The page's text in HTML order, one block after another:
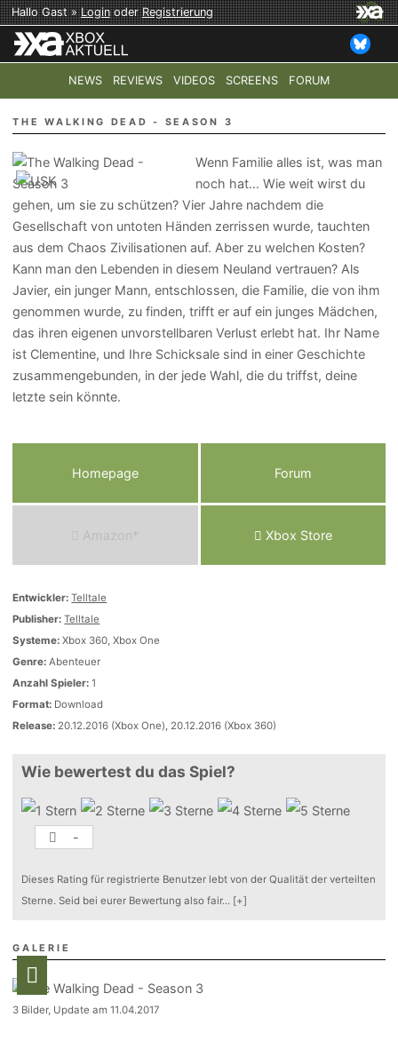
Hallo Gast »LoginoderRegistrierung
NEWS REVIEWS VIDEOS SCREENS FORUM
TOP-THEMEN: COD: MODERN WARFARE 4 HALO:
THE WALKING DEAD - SEASON 3
Wenn Familie alles ist, was man
noch hat... Wie weit wirst du
gehen, um sie zu schützen? Vier Jahre nachdem die
Gesellschaft von untoten Händen zerrissen wurde, tauchten
aus dem Chaos Zivilisationen auf. Aber zu welchen Kosten?
Kann man den Lebenden in diesem Neuland vertrauen? Als
Javier, ein junger Mann, entschlossen, die Familie, die von ihm
genommen wurde, zu finden, trifft er auf ein junges Mädchen,
das ihren eigenen unvorstellbaren Verlust erlebt hat. Ihr Name
ist Clementine, und Ihre Schicksale sind in einer Geschichte
zusammengebunden, in der jede Wahl, die du triffst, deine
letzte sein könnte.
Homepage Forum
Amazon* Xbox Store
Entwickler: Telltale
Publisher: Telltale
Systeme: Xbox 360, Xbox One
Genre: Abenteuer
Anzahl Spieler: 1
Format: Download
Release: 20.12.2016 (Xbox One), 20.12.2016 (Xbox 360)
Wie bewertest du das Spiel?
-
Dieses Rating für registrierte Benutzer lebt von der Qualität der verteilten
Sterne. Seid bei eurer Bewertung also fair... [+]
GALERIE
3 Bilder, Update am 11.04.2017